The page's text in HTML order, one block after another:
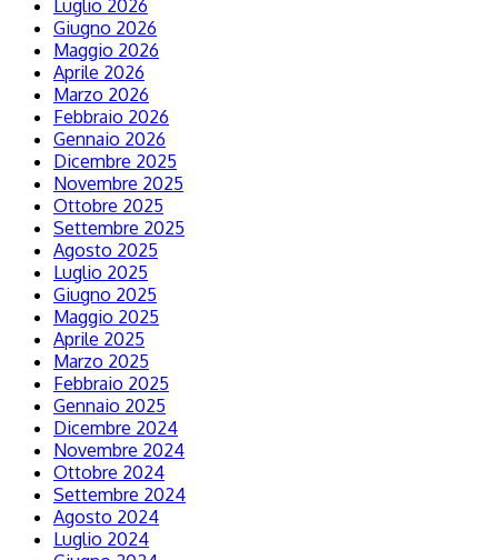
Luglio 2026
Giugno 2026
Maggio 2026
Aprile 2026
Marzo 2026
Febbraio 2026
Gennaio 2026
Dicembre 2025
Novembre 2025
Ottobre 2025
Settembre 2025
Agosto 2025
Luglio 2025
Giugno 2025
Maggio 2025
Aprile 2025
Marzo 2025
Febbraio 2025
Gennaio 2025
Dicembre 2024
Novembre 2024
Ottobre 2024
Settembre 2024
Agosto 2024
Luglio 2024